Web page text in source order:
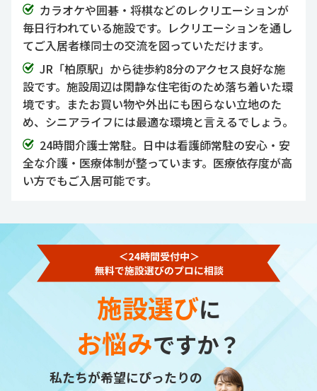
カラオケや囲碁・将棋などのレクリエーションが
毎日行われている施設です。レクリエーションを通し
てご入居者様同士の交流を図っていただけます。
JR「柏原駅」から徒歩約8分のアクセス良好な施
設です。施設周辺は閑静な住宅街のため落ち着いた環
境です。またお買い物や外出にも困らない立地のた
め、シニアライフには最適な環境と言えるでしょう。
24時間介護士常駐。日中は看護師常駐の安心・安
全な介護・医療体制が整っています。医療依存度が高
い方でもご入居可能です。
施設選びに
お悩みですか？
私たちが希望にぴったりの